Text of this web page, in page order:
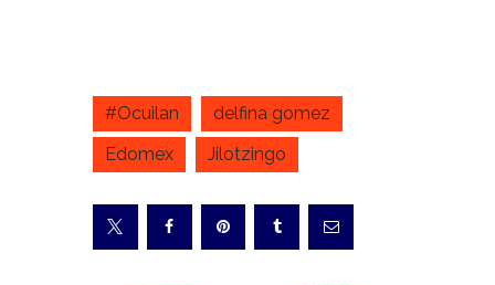
#Ocuilan
delfina gomez
Edomex
Jilotzingo